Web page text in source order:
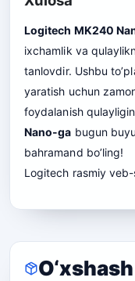
Logitech MK240
ixchamlik va
tanlovdir. Ushbu
yaratish uchun
foydalanish
Nano-ga bugun
bahramand bo’ling!
Logitech rasmiy